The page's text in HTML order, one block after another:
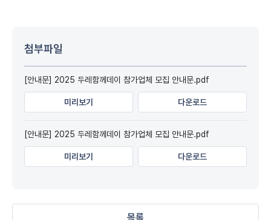
첨부파일
[안내문] 2025 두레함께데이 참가업체 모집 안내문.pdf
미리보기 다운로드
[안내문] 2025 두레함께데이 참가업체 모집 안내문.pdf
미리보기 다운로드
목록